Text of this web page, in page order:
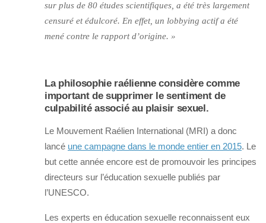
sur plus de 80 études scientifiques, a été très largement
censuré et édulcoré. En effet, un lobbying actif a été
mené contre le rapport d’origine. »
La philosophie raélienne considère comme
important de supprimer le sentiment de
culpabilité associé au plaisir sexuel.
Le Mouvement Raélien International (MRI) a donc
lancé une campagne dans le monde entier en 2015. Le
but cette année encore est de promouvoir les principes
directeurs sur l’éducation sexuelle publiés par
l’UNESCO.
Les experts en éducation sexuelle reconnaissent eux